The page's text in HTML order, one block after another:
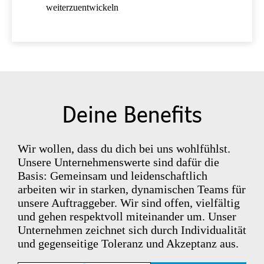
weiterzuentwickeln
Deine Benefits
Wir wollen, dass du dich bei uns wohlfühlst.
Unsere Unternehmenswerte sind dafür die
Basis: Gemeinsam und leidenschaftlich
arbeiten wir in starken, dynamischen Teams für
unsere Auftraggeber. Wir sind offen, vielfältig
und gehen respektvoll miteinander um. Unser
Unternehmen zeichnet sich durch Individualität
und gegenseitige Toleranz und Akzeptanz aus.